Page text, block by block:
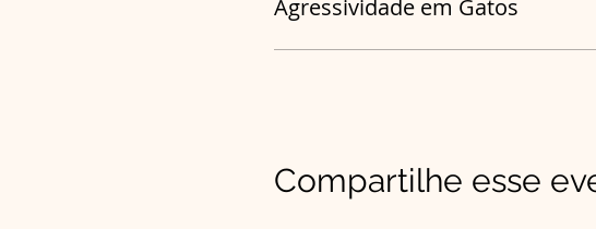
Agressividade em Gatos
Compartilhe esse